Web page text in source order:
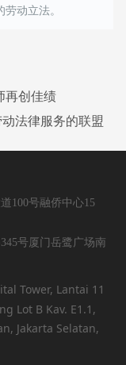
动立法。
再创佳绩
法律服务的联盟
100号融侨中心15
号厦门岳鹭广场南
Tower, Lantai 11
Lot B Kav. E1.1,
Jakarta Selatan,